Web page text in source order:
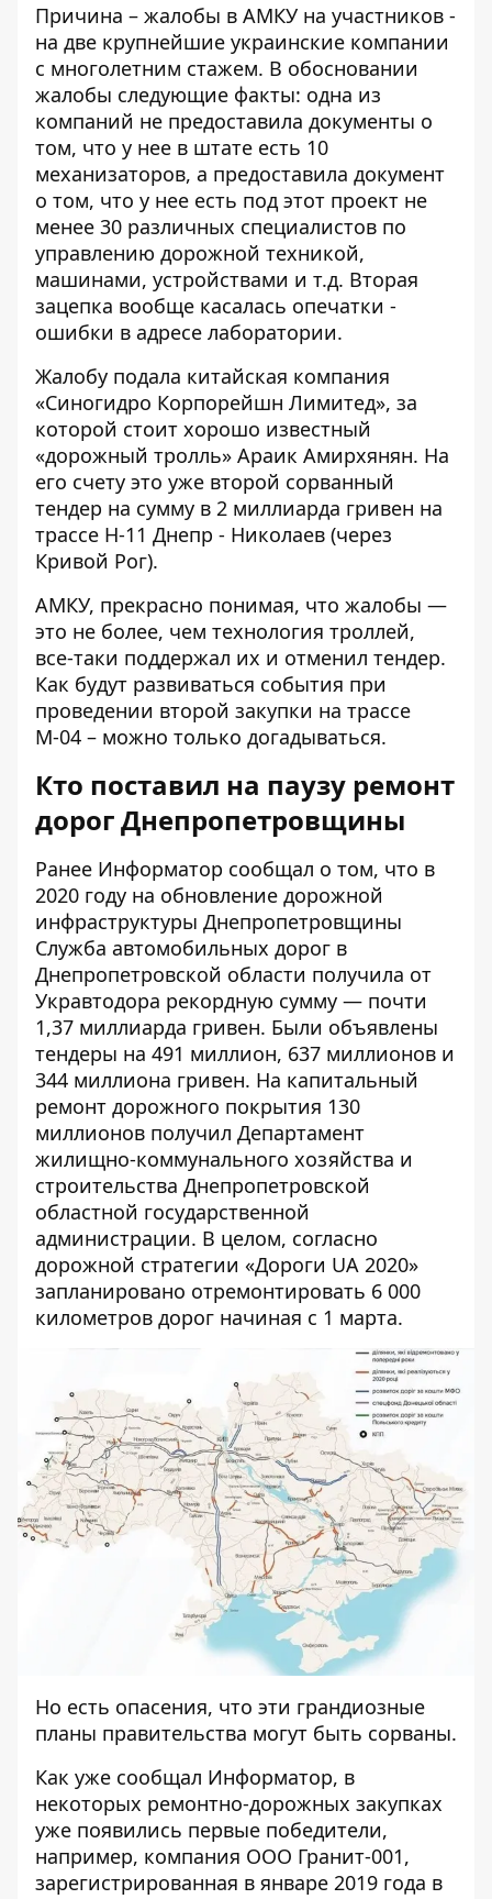
Причина – жалобы в АМКУ на участников -
на две крупнейшие украинские компании
с многолетним стажем. В обосновании
жалобы следующие факты: одна из
компаний не предоставила документы о
том, что у нее в штате есть 10
механизаторов, а предоставила документ
о том, что у нее есть под этот проект не
менее 30 различных специалистов по
управлению дорожной техникой,
машинами, устройствами и т.д. Вторая
зацепка вообще касалась опечатки -
ошибки в адресе лаборатории.
Жалобу подала китайская компания
«Синогидро Корпорейшн Лимитед», за
которой стоит хорошо известный
«дорожный тролль» Араик Амирхянян. На
его счету это уже второй сорванный
тендер на сумму в 2 миллиарда гривен на
трассе Н-11 Днепр - Николаев (через
Кривой Рог).
АМКУ, прекрасно понимая, что жалобы —
это не более, чем технология троллей,
все-таки поддержал их и отменил тендер.
Как будут развиваться события при
проведении второй закупки на трассе
М-04 – можно только догадываться.
Кто поставил на паузу ремонт
дорог Днепропетровщины
Ранее Информатор сообщал о том, что в
2020 году на обновление дорожной
инфраструктуры Днепропетровщины
Служба автомобильных дорог в
Днепропетровской области получила от
Укравтодора рекордную сумму — почти
1,37 миллиарда гривен. Были объявлены
тендеры на 491 миллион, 637 миллионов и
344 миллиона гривен. На капитальный
ремонт дорожного покрытия 130
миллионов получил Департамент
жилищно-коммунального хозяйства и
строительства Днепропетровской
областной государственной
администрации. В целом, согласно
дорожной стратегии «Дороги UA 2020»
запланировано отремонтировать 6 000
километров дорог начиная с 1 марта.
Но есть опасения, что эти грандиозные
планы правительства могут быть сорваны.
Как уже сообщал Информатор, в
некоторых ремонтно-дорожных закупках
уже появились первые победители,
например, компания ООО Гранит-001,
зарегистрированная в январе 2019 года в